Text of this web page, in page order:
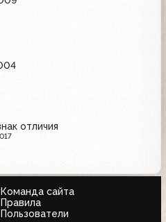
отличия
Команда сайта
Правила
Пользователи